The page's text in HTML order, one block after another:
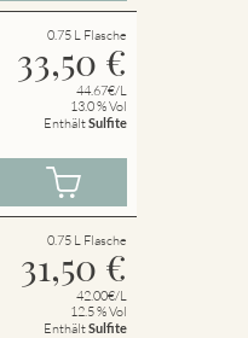
0.75 L Flasche
33,50 €
44.67€/L
13.0 % Vol
EnthältSulfite
0.75 L Flasche
31,50 €
42.00€/L
12.5 % Vol
EnthältSulfite